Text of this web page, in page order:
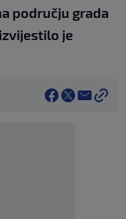
području grada
je